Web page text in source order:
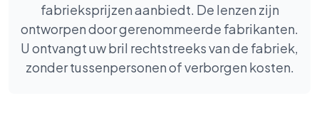
fabrieksprijzen aanbiedt. De lenzen zijn
ontworpen door gerenommeerde fabrikanten.
U ontvangt uw bril rechtstreeks van de fabriek,
zonder tussenpersonen of verborgen kosten.